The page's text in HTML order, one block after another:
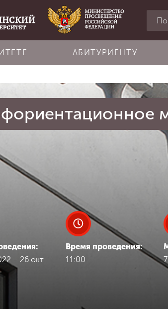
АБИТУРИЕНТУ
– 26 окт
Время проведения:
11:00